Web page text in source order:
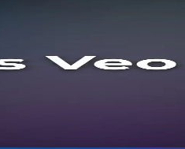
сфере ИИ-